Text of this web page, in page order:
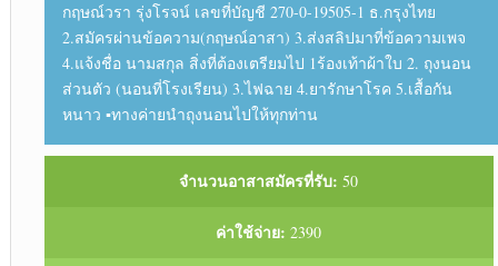
กฤษณ์วรา รุ่งโรจน์ เลขที่บัญชี 270-0-19505-1 ธ.กรุงไทย
2.สมัครผ่านข้อความ(กฤษณ์อาสา) 3.ส่งสลิปมาที่ข้อความเพจ
4.แจ้งชื่อ นามสกุล สิ่งที่ต้องเตรียมไป 1ร้องเท้าผ้าใบ 2. ถุงนอน
ส่วนตัว (นอนที่โรงเรียน) 3.ไฟฉาย 4.ยารักษาโรค 5.เสื้อกัน
หนาว ▪︎ทางค่ายนำถุงนอนไปให้ทุกท่าน
จำนวนอาสาสมัครที่รับ: 50
ค่าใช้จ่าย: 2390